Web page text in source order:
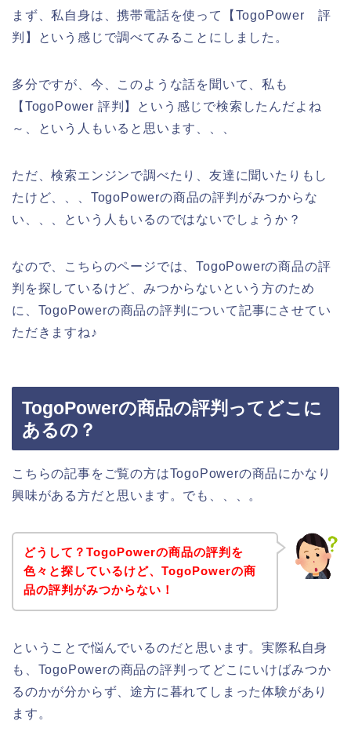
まず、私自身は、携帯電話を使って【TogoPower 評
判】という感じで調べてみることにしました。
多分ですが、今、このような話を聞いて、私も
【TogoPower 評判】という感じで検索したんだよね
～、という人もいると思います、、、
ただ、検索エンジンで調べたり、友達に聞いたりもし
たけど、、、TogoPowerの商品の評判がみつからな
い、、、という人もいるのではないでしょうか？
なので、こちらのページでは、TogoPowerの商品の評
判を探しているけど、みつからないという方のため
に、TogoPowerの商品の評判について記事にさせてい
ただきますね♪
TogoPowerの商品の評判ってどこに
あるの？
こちらの記事をご覧の方はTogoPowerの商品にかなり
興味がある方だと思います。でも、、、。
どうして？TogoPowerの商品の評判を
色々と探しているけど、TogoPowerの商
品の評判がみつからない！
ということで悩んでいるのだと思います。実際私自身
も、TogoPowerの商品の評判ってどこにいけばみつか
るのかが分からず、途方に暮れてしまった体験があり
ます。